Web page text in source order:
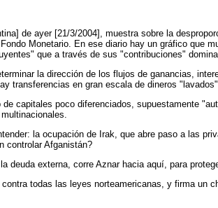
de ayer [21/3/2004], muestra sobre la
Monetario. En ese diario hay un gráfico que
que a través de sus "contribuciones"
la dirección de los flujos de ganancias,
transferencias en gran escala de dineros
capitales poco diferenciados, supuestamente
la ocupación de Irak, que abre paso a las
controlar Afganistán?
deuda externa, corre Aznar hacia aquí, para
todas las leyes norteamericanas, y firma un